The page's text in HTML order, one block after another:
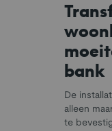
bank
De
alleen
te